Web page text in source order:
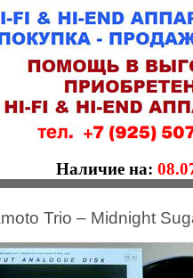
Наличие на:
Trio – Midnight